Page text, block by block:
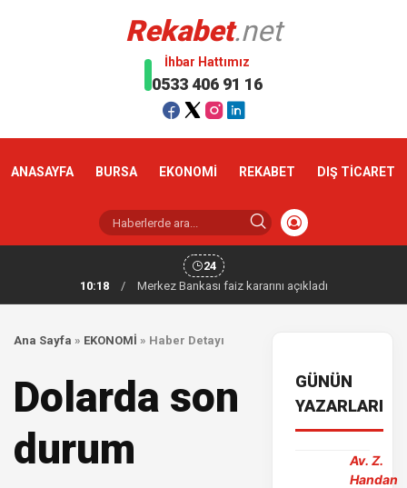
Rekabet.net
İhbar Hattımız
0533 406 91 16
ANASAYFA BURSA EKONOMİ REKABET DIŞ TİCARET
24
10:18
/ Merkez Bankası faiz kararını açıkladı
Ana Sayfa » EKONOMİ » Haber Detayı
Dolarda son
durum
GÜNÜN
YAZARLARI
Av. Z.
Handan